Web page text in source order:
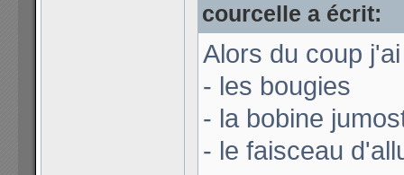
courcelle a écrit:
Alors du coup
- les bougies
- la bobine
- le faisceau